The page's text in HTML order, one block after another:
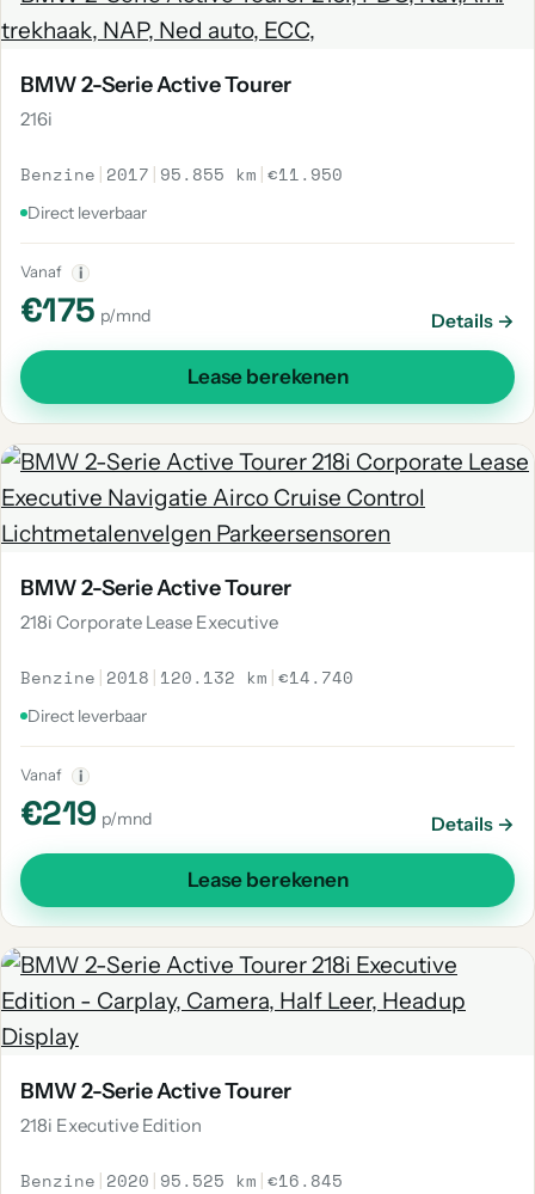
BMW 2-Serie Active Tourer
216i
Benzine | 2017 | 95.855 km |€11.950
Direct leverbaar
Vanaf i
€175 p/mnd Details →
Lease berekenen
BMW 2-Serie Active Tourer
218i Corporate Lease Executive
Benzine | 2018 | 120.132 km |€14.740
Direct leverbaar
Vanaf i
€219 p/mnd Details →
Lease berekenen
BMW 2-Serie Active Tourer
218i Executive Edition
Benzine | 2020 | 95.525 km |€16.845